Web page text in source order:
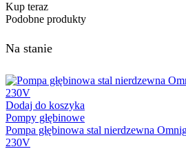
Kup teraz
Podobne produkty
Na stanie
Dodaj do koszyka
Pompy głębinowe
Pompa głębinowa stal nierdzewna
230V